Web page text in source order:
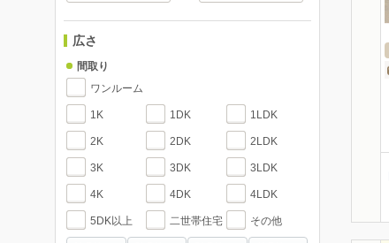
広さ
間取り
ワンルーム
1K 1DK 1LDK
2K 2DK 2LDK
3K 3DK 3LDK
4K 4DK 4LDK
5DK以上 二世帯住宅 その他